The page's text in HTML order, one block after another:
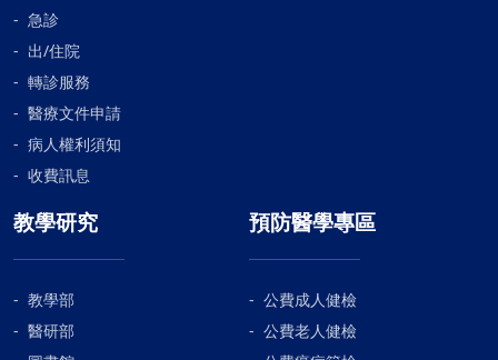
急診
出/住院
轉診服務
醫療文件申請
病人權利須知
收費訊息
教學研究
教學部
醫研部
預防醫學專區
公費成人健檢
公費老人健檢